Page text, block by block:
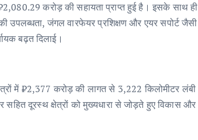
करोड़ की सहायता प्राप्त हुई है। इसके साथ ही
उपलब्धता, जंगल वारफेयर प्रशिक्षण और एयर सपोर्ट जैसी
बढ़त दिलाई।
में ₹2,377 करोड़ की लागत से 3,222 किलोमीटर लंबी
दूरस्थ क्षेत्रों को मुख्यधारा से जोड़ते हुए विकास और